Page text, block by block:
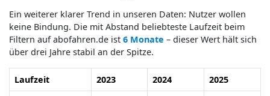
Ein weiterer klarer Trend in unseren Daten: Nutzer wollen
keine Bindung. Die mit Abstand beliebteste Laufzeit beim
Filtern auf abofahren.de ist 6 Monate – dieser Wert hält sich
über drei Jahre stabil an der Spitze.
Laufzeit 2023 2024
2025